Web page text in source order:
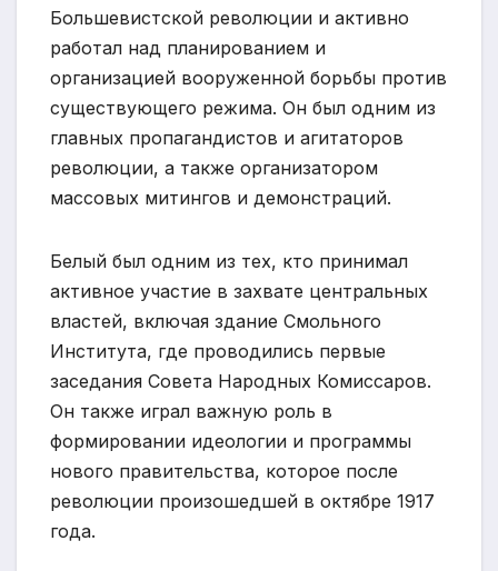
Большевистской революции и активно
работал над планированием и
организацией вооруженной борьбы против
существующего режима. Он был одним из
главных пропагандистов и агитаторов
революции, а также организатором
массовых митингов и демонстраций.
Белый был одним из тех, кто принимал
активное участие в захвате центральных
властей, включая здание Смольного
Института, где проводились первые
заседания Совета Народных Комиссаров.
Он также играл важную роль в
формировании идеологии и программы
нового правительства, которое после
революции произошедшей в октябре 1917
года.